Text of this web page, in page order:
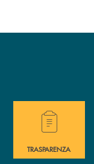
immediata?
Hai bisogno di
TRASPARENZA